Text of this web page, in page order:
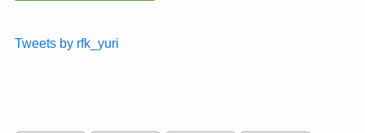
Tweets by rfk_yuri